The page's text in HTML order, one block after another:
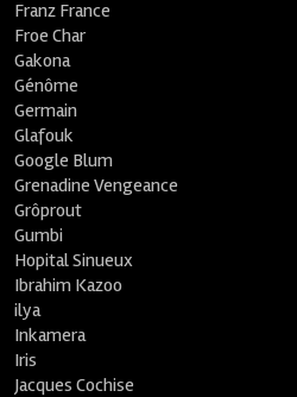
Franz France
Froe Char
Gakona
Génôme
Germain
Glafouk
Google Blum
Grenadine Vengeance
Grôprout
Gumbi
Hopital Sinueux
Ibrahim Kazoo
ilya
Inkamera
Iris
Jacques Cochise